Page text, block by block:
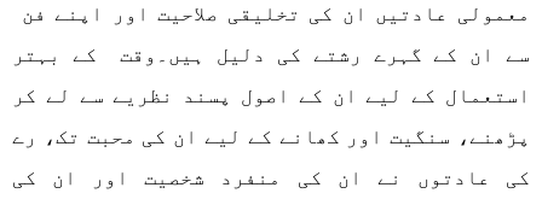
معمولی عادتیں ان کی تخلیقی صلاحیت اور اپنے فن
سے ان کے گہرے رشتے کی دلیل ہیں۔وقت کے بہتر
استعمال کے لیے ان کے اصول پسند نظریے سے لے کر
پڑھنے، سنگیت اور کھانے کے لیے ان کی محبت تک، رے
کی عادتوں نے ان کی منفرد شخصیت اور ان کی